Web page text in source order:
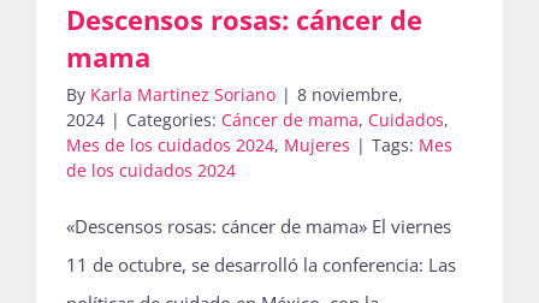
Descensos rosas: cáncer de
mama
By Karla Martinez Soriano | 8 noviembre,
2024 | Categories: Cáncer de mama, Cuidados,
Mes de los cuidados 2024, Mujeres | Tags: Mes
de los cuidados 2024
«Descensos rosas: cáncer de mama» El viernes
11 de octubre, se desarrolló la conferencia: Las